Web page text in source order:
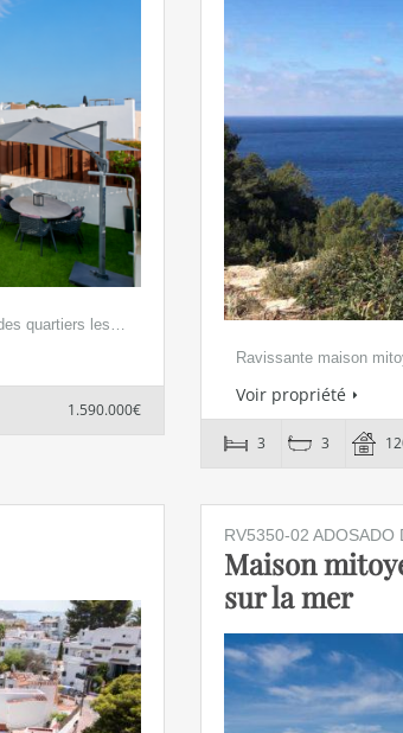
quartiers les…
1.590.000€
Ravissante maison
Voir propriété
3 3
RV5350-02 ADOSADO
Maison
sur la mer